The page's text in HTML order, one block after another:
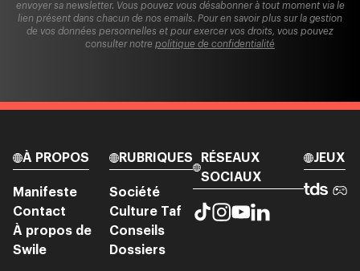
envoyer sa newsletter. Vous pouvez vous désabonner à tout moment via le
lien présent dans chacun de nos emails. Pour en savoir plus sur la gestion
de vos données personnelles et pour exercer vos droits, vous pouvez
consulter notre politique de confidentialité
À PROPOS
Manifeste
Contact
À propos de
Swile
RUBRIQUES
Société
Culture Taf
Conseils
Dossiers
RÉSEAUX
SOCIAUX
JEUX